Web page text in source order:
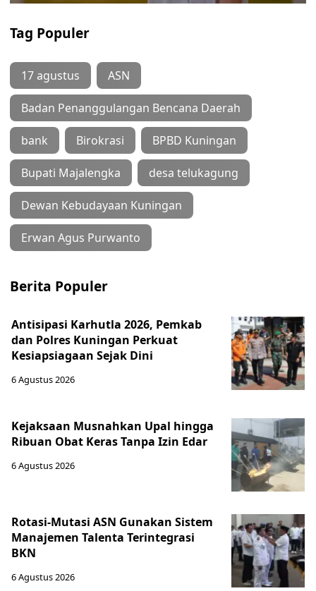
Tag Populer
17 agustus ASN
Badan Penanggulangan Bencana Daerah
bank Birokrasi BPBD Kuningan
Bupati Majalengka desa telukagung
Dewan Kebudayaan Kuningan
Erwan Agus Purwanto
Berita Populer
Antisipasi Karhutla 2026, Pemkab
dan Polres Kuningan Perkuat
Kesiapsiagaan Sejak Dini
6 Agustus 2026
Kejaksaan Musnahkan Upal hingga
Ribuan Obat Keras Tanpa Izin Edar
6 Agustus 2026
Rotasi-Mutasi ASN Gunakan Sistem
Manajemen Talenta Terintegrasi
BKN
6 Agustus 2026